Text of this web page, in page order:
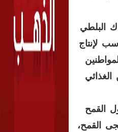
البلطي
لإنتاج
القمح
القمح،